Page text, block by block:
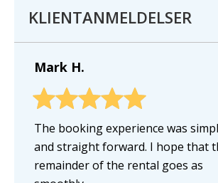
KLIENTANMELDELSER
Mark H.
The booking experience was
and straight forward. I hope that
remainder of the rental goes as